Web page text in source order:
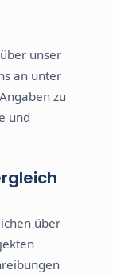
unser
an unter
zu
und
über